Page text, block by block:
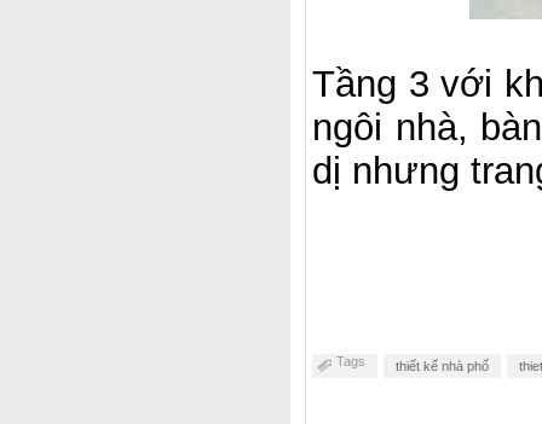
Tầng 3 với
ngôi nhà,
dị nhưng
Tags thiết kế nhà phố